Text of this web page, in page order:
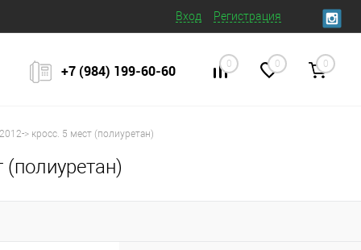
Вход Регистрация
+7 (984) 199‒60‒60 0 0 0
> кросс. 5 мест (полиуретан)